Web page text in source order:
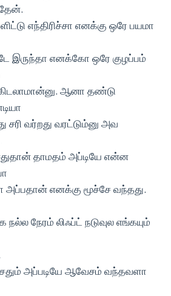
எந்திரிச்சா எனக்கு ஒரே பயமா
இருந்தா எனக்கோ ஒரே குழப்பம்
ஆனா தண்டு
வர்றது வரட்டும்னு அவ
தாமதம் அப்டியே என்ன
அப்பதான் எனக்கு மூச்சே வந்தது.
நல்ல நேரம் லிஃப்ட் நடுவுல எங்கயும்
அப்படியே ஆவேசம் வந்தவளா